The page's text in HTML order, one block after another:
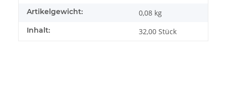
Artikelgewicht: 0,08 kg
Inhalt: 32,00 Stück